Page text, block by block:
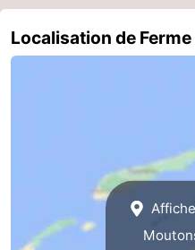
Églises
-
Fermes
Localisation de